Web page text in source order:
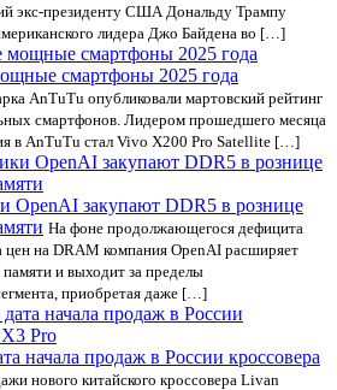
экс-президенту США Дональду Трампу
лидера Джо Байдена во […]
смартфоны 2025 года
AnTuTu опубликовали мартовский рейтинг
смартфонов. Лидером прошедшего месяца
в AnTuTu стал Vivo X200 Pro Satellite […]
OpenAI закупают DDR5 в рознице
На фоне продолжающегося дефицита
цен на DRAM компания OpenAI расширяет
и выходит за пределы
приобретая даже […]
начала продаж в России кроссовера
нового китайского кроссовера Livan